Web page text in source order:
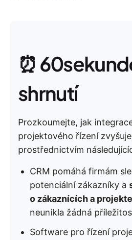
⏰
shrnutí
Prozkoumejte, jak
projektového řízení
prostřednictvím
CRM pomáhá firmám
potenciální zákazníky a
o zákaznících a
neunikla žádná
Software pro řízení